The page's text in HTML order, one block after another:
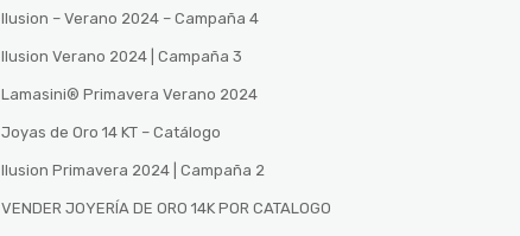
Ilusion – Verano 2024 – Campaña 4
Ilusion Verano 2024 | Campaña 3
Lamasini®️ Primavera Verano 2024
Joyas de Oro 14 KT – Catálogo
Ilusion Primavera 2024 | Campaña 2
VENDER JOYERÍA DE ORO 14K POR CATALOGO